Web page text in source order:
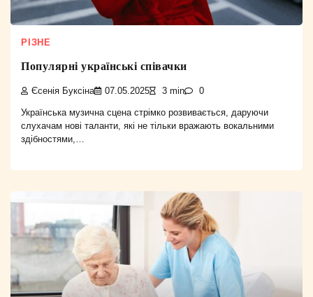
РІЗНЕ
Популярні українські співачки
Єсенія Буксіна 07.05.2025 3 min 0
Українська музична сцена стрімко розвивається, даруючи
слухачам нові таланти, які не тільки вражають вокальними
здібностями,…